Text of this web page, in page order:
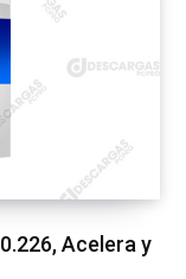
Acelera y